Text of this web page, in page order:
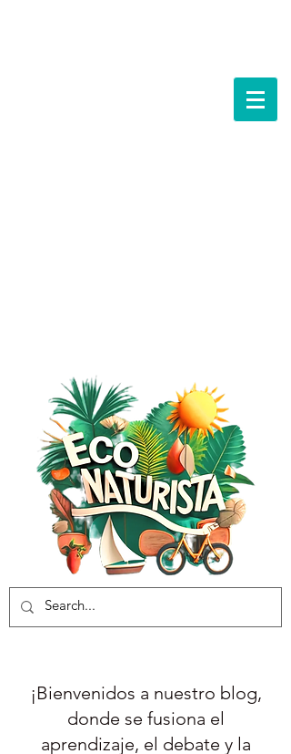
¡Bienvenidos a nuestro blog,
donde se fusiona el
aprendizaje, el debate y la